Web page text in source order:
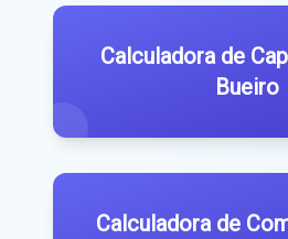
Calculadora de
Bueiro
Calculadora de